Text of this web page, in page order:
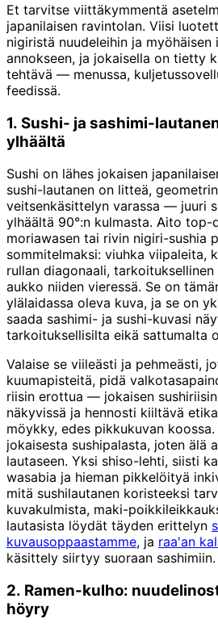
Et tarvitse viittäkymmentä
japanilaisen ravintolan. Viisi
nigiristä nuudeleihin ja myöhäisen
annokseen, ja jokaisella on tietty
tehtävä — menussa,
feedissä.
1. Sushi- ja sashimi-
ylhäältä
Sushi on lähes jokaisen
sushi-lautanen on litteä,
veitsenkäsittelyn varassa — juuri
ylhäältä 90°:n kulmasta. Aito
moriawasen tai rivin nigiri-sushia
sommitelmaksi: viuhka viipaleita,
rullan diagonaali,
aukko niiden vieressä. Se on
ylälaidassa oleva kuva, ja se on
saada sashimi- ja sushi-kuvasi
tarkoituksellisilta eikä sattumalta
Valaise se viileästi ja pehmeästi,
kuumapisteitä, pidä
riisin erottua — jokaisen
näkyvissä ja hennosti kiiltävä
möykky, edes pikkukuvan
jokaisesta sushipalasta, joten älä
lautaseen. Yksi shiso-lehti, siisti
wasabia ja hieman pikkelöityä
mitä sushilautanen koristeeksi
kuvakulmista, maki-
lautasista löydät täyden erittelyn
kuvausoppaastamme, ja raa'an
käsittely siirtyy suoraan sashimiin.
2. Ramen-kulho:
höyry